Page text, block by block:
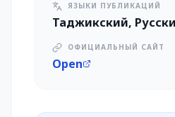
ЯЗЫКИ ПУБЛИКАЦИЙ
Таджикский,
ОФИЦИАЛЬНЫЙ САЙТ
Open